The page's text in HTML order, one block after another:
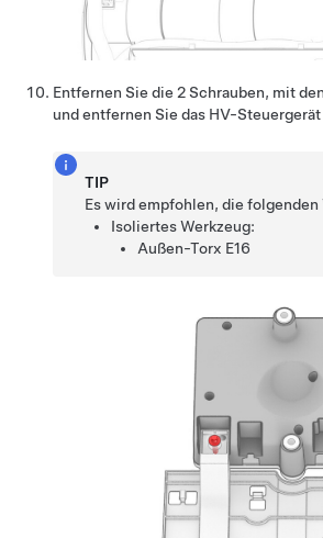
Entfernen Sie die 2 Schrauben, mit
und entfernen Sie das HV-Steuergerät
TIP
Es wird empfohlen, die
Isoliertes Werkzeug:
Außen-Torx E16